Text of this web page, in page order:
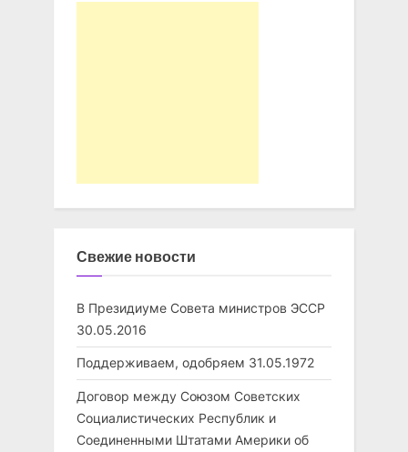
Свежие новости
В Президиуме Совета министров ЭССР
30.05.2016
Поддерживаем, одобряем 31.05.1972
Договор между Союзом Советских
Социалистических Республик и
Соединенными Штатами Америки об